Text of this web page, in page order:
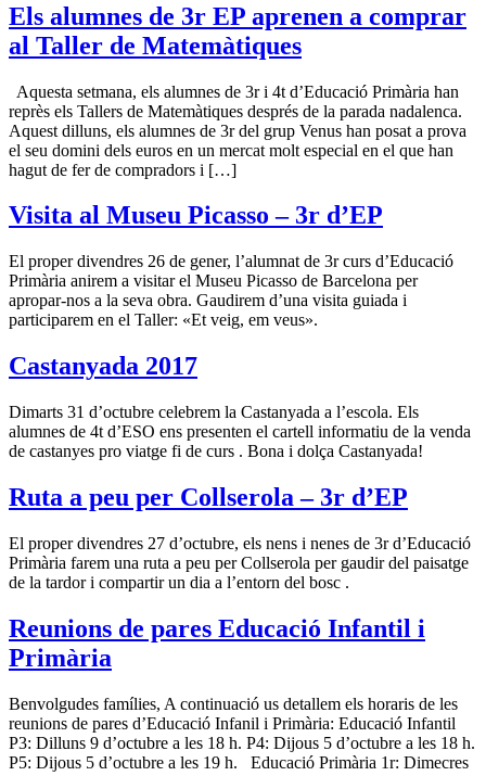
Els alumnes de 3r EP aprenen a comprar
al Taller de Matemàtiques
Aquesta setmana, els alumnes de 3r i 4t d’Educació Primària han
reprès els Tallers de Matemàtiques després de la parada nadalenca.
Aquest dilluns, els alumnes de 3r del grup Venus han posat a prova
el seu domini dels euros en un mercat molt especial en el que han
hagut de fer de compradors i […]
Visita al Museu Picasso – 3r d’EP
El proper divendres 26 de gener, l’alumnat de 3r curs d’Educació
Primària anirem a visitar el Museu Picasso de Barcelona per
apropar-nos a la seva obra. Gaudirem d’una visita guiada i
participarem en el Taller: «Et veig, em veus».
Castanyada 2017
Dimarts 31 d’octubre celebrem la Castanyada a l’escola. Els
alumnes de 4t d’ESO ens presenten el cartell informatiu de la venda
de castanyes pro viatge fi de curs . Bona i dolça Castanyada!
Ruta a peu per Collserola – 3r d’EP
El proper divendres 27 d’octubre, els nens i nenes de 3r d’Educació
Primària farem una ruta a peu per Collserola per gaudir del paisatge
de la tardor i compartir un dia a l’entorn del bosc .
Reunions de pares Educació Infantil i
Primària
Benvolgudes famílies, A continuació us detallem els horaris de les
reunions de pares d’Educació Infanil i Primària: Educació Infantil
P3: Dilluns 9 d’octubre a les 18 h. P4: Dijous 5 d’octubre a les 18 h.
P5: Dijous 5 d’octubre a les 19 h. Educació Primària 1r: Dimecres